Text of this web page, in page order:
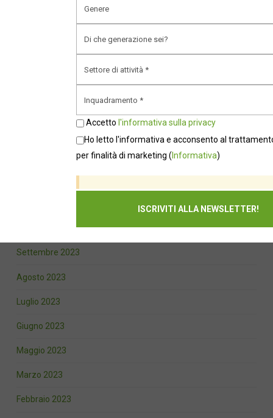
Settembre 2024
Settembre 2023
Agosto 2023
Luglio 2023
Giugno 2023
Maggio 2023
Marzo 2023
Febbraio 2023
Accetto l'informativa sulla privacy
Ho letto l'informativa e acconsento al
per finalità di marketing ( Informativa)